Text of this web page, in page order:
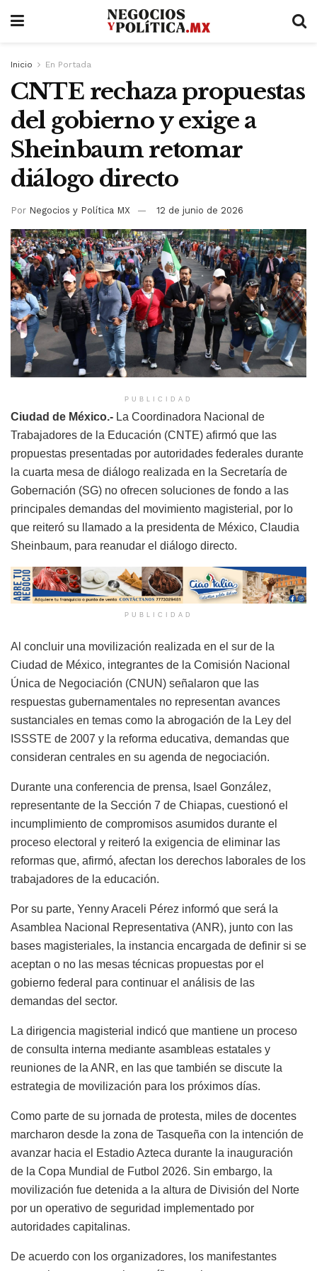
Inicio En Portada
CNTE rechaza propuestas
del gobierno y exige a
Sheinbaum retomar
diálogo directo
Por Negocios y Política MX 12 de junio de 2026
PUBLICIDAD
Ciudad de México.- La Coordinadora Nacional de
Trabajadores de la Educación (CNTE) afirmó que las
propuestas presentadas por autoridades federales durante
la cuarta mesa de diálogo realizada en la Secretaría de
Gobernación (SG) no ofrecen soluciones de fondo a las
principales demandas del movimiento magisterial, por lo
que reiteró su llamado a la presidenta de México, Claudia
Sheinbaum, para reanudar el diálogo directo.
PUBLICIDAD
Al concluir una movilización realizada en el sur de la
Ciudad de México, integrantes de la Comisión Nacional
Única de Negociación (CNUN) señalaron que las
respuestas gubernamentales no representan avances
sustanciales en temas como la abrogación de la Ley del
ISSSTE de 2007 y la reforma educativa, demandas que
consideran centrales en su agenda de negociación.
Durante una conferencia de prensa, Isael González,
representante de la Sección 7 de Chiapas, cuestionó el
incumplimiento de compromisos asumidos durante el
proceso electoral y reiteró la exigencia de eliminar las
reformas que, afirmó, afectan los derechos laborales de los
trabajadores de la educación.
Por su parte, Yenny Araceli Pérez informó que será la
Asamblea Nacional Representativa (ANR), junto con las
bases magisteriales, la instancia encargada de definir si se
aceptan o no las mesas técnicas propuestas por el
gobierno federal para continuar el análisis de las
demandas del sector.
La dirigencia magisterial indicó que mantiene un proceso
de consulta interna mediante asambleas estatales y
reuniones de la ANR, en las que también se discute la
estrategia de movilización para los próximos días.
Como parte de su jornada de protesta, miles de docentes
marcharon desde la zona de Tasqueña con la intención de
avanzar hacia el Estadio Azteca durante la inauguración
de la Copa Mundial de Futbol 2026. Sin embargo, la
movilización fue detenida a la altura de División del Norte
por un operativo de seguridad implementado por
autoridades capitalinas.
De acuerdo con los organizadores, los manifestantes